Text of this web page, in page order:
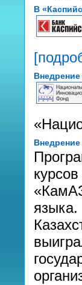
В
языка.